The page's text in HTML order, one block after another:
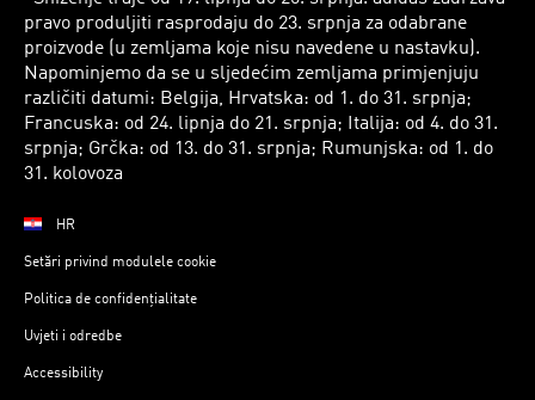
pravo produljiti rasprodaju do 23. srpnja za odabrane
proizvode (u zemljama koje nisu navedene u nastavku).
Napominjemo da se u sljedećim zemljama primjenjuju
različiti datumi: Belgija, Hrvatska: od 1. do 31. srpnja;
Francuska: od 24. lipnja do 21. srpnja; Italija: od 4. do 31.
srpnja; Grčka: od 13. do 31. srpnja; Rumunjska: od 1. do
31. kolovoza
HR
Setări privind modulele cookie
Politica de confidențialitate
Uvjeti i odredbe
Accessibility